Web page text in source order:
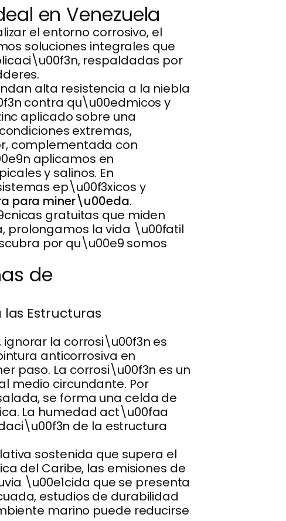
en Venezuela
el entorno corrosivo, el
soluciones integrales que
respaldadas por
alta resistencia a la niebla
contra qu\u00edmicos y
aplicado sobre una
extremas,
complementada con
aplicamos en
y salinos. En
ep\u00f3xicos y
para miner\u00eda.
gratuitas que miden
prolongamos la vida \u00fatil
por qu\u00e9 somos
de
Estructuras
la corrosi\u00f3n es
anticorrosiva en
paso. La corrosi\u00f3n es un
medio circundante. Por
se forma una celda de
La humedad act\u00faa
de la estructura
sostenida que supera el
del Caribe, las emisiones de
\u00e1cida que se presenta
estudios de durabilidad
marino puede reducirse